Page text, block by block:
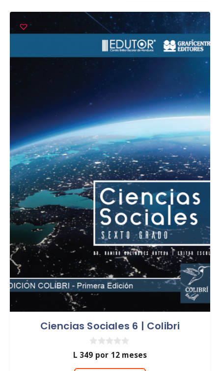
Ciencias Sociales 6 | Colibri
0
d
e
L 349 por 12 meses